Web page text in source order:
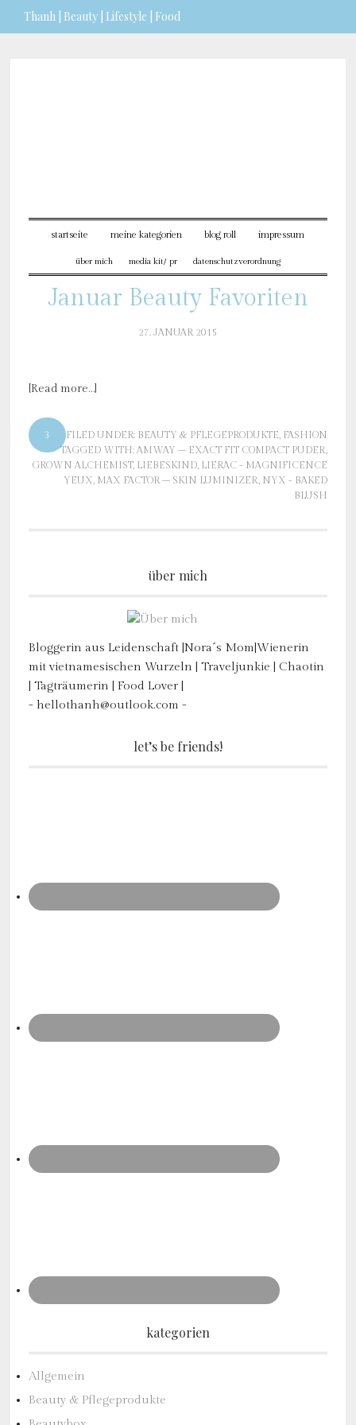
Thanh | Beauty | Lifestyle | Food
startseite meine kategorien blog roll impressum
über mich media kit/ pr datenschutzverordnung
Januar Beauty Favoriten
27. JANUAR 2015
[Read more…]
3 FILED UNDER: BEAUTY & PFLEGEPRODUKTE, FASHION
TAGGED WITH:AMWAY – EXACT FIT COMPACT PUDER,
GROWN ALCHEMIST, LIEBESKIND, LIERAC - MAGNIFICENCE
YEUX, MAX FACTOR – SKIN LUMINIZER, NYX - BAKED
BLUSH
über mich
Bloggerin aus Leidenschaft |Nora´s Mom|Wienerin
mit vietnamesischen Wurzeln | Traveljunkie | Chaotin
| Tagträumerin | Food Lover |
- hellothanh@outlook.com -
let’s be friends!
kategorien
Allgemein
Beauty & Pflegeprodukte